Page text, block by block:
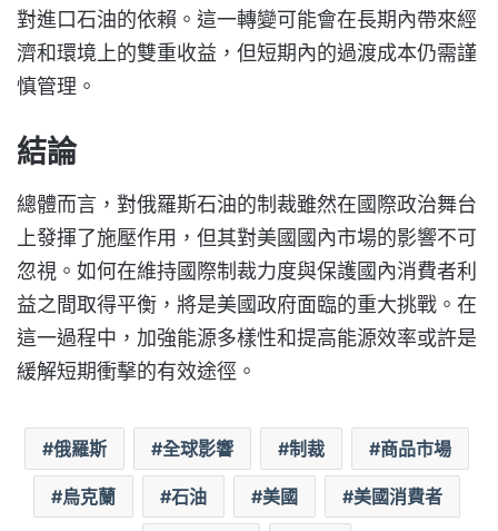
對進口石油的依賴。這一轉變可能會在長期內帶來經
濟和環境上的雙重收益，但短期內的過渡成本仍需謹
慎管理。
結論
總體而言，對俄羅斯石油的制裁雖然在國際政治舞台
上發揮了施壓作用，但其對美國國內市場的影響不可
忽視。如何在維持國際制裁力度與保護國內消費者利
益之間取得平衡，將是美國政府面臨的重大挑戰。在
這一過程中，加強能源多樣性和提高能源效率或許是
緩解短期衝擊的有效途徑。
俄羅斯 全球影響 制裁 商品市場
烏克蘭 石油 美國 美國消費者